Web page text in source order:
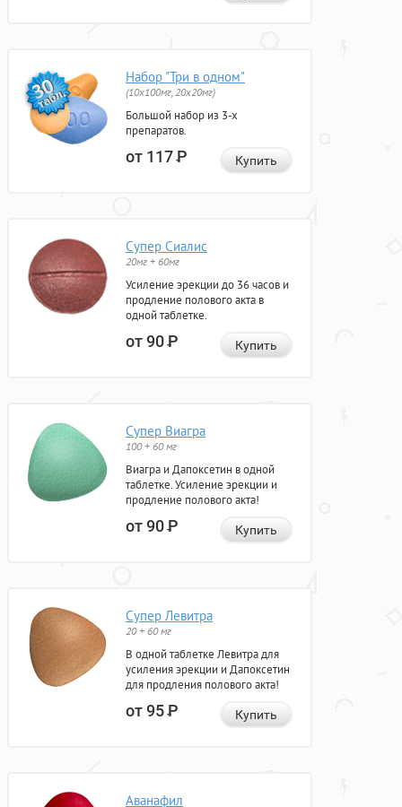
Набор "Три в одном"
(10x100мг, 20x20мг)
Большой набор из 3-х
препаратов.
от 117Р Купить
Супер Сиалис
20мг + 60мг
Усиление эрекции до 36 часов и
продление полового акта в
одной таблетке.
от 90Р Купить
Супер Виагра
100 + 60 мг
Виагра и Дапоксетин в одной
таблетке. Усиление эрекции и
продление полового акта!
от 90Р Купить
Супер Левитра
20 + 60 мг
В одной таблетке Левитра для
усиления эрекции и Дапоксетин
для продления полового акта!
от 95Р Купить
Аванафил